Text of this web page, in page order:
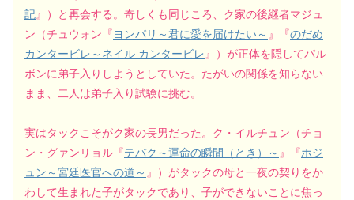
記』）と再会する。奇しくも同じころ、ク家の後継者マジュ
ン（チュウォン『ヨンパリ～君に愛を届けたい～ 』『のだめ
カンタービレ～ネイル カンタービレ 』）が正体を隠してパル
ボンに弟子入りしようとしていた。たがいの関係を知らない
まま、二人は弟子入り試験に挑む。
実はタックこそがク家の長男だった。ク・イルチュン（チョ
ン・グァンリョル『テバク～運命の瞬間（とき）～ 』『ホジ
ュン～宮廷医官への道～ 』）がタックの母と一夜の契りをか
わして生まれた子がタックであり、子ができないことに焦っ